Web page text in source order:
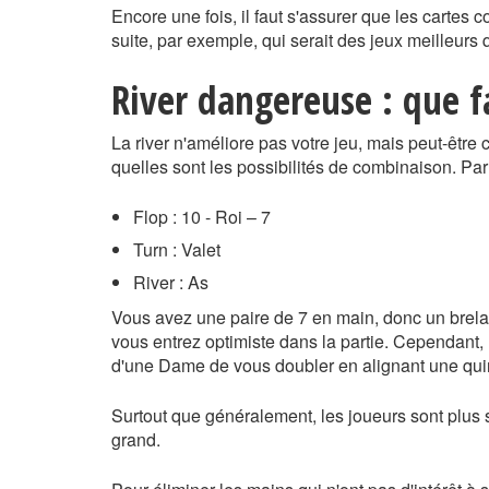
Encore une fois, il faut s'assurer que les cartes
suite, par exemple, qui serait des jeux meilleurs
River dangereuse : que
La river n'améliore pas votre jeu, mais peut-
quelles sont les possibilités de combinaison.
Flop : 10 - Roi – 7
Turn : Valet
River : As
Vous avez une paire de 7 en main, donc un
vous entrez optimiste dans la partie.
d'une Dame de vous doubler en alignant une
Surtout que généralement, les joueurs sont
grand.